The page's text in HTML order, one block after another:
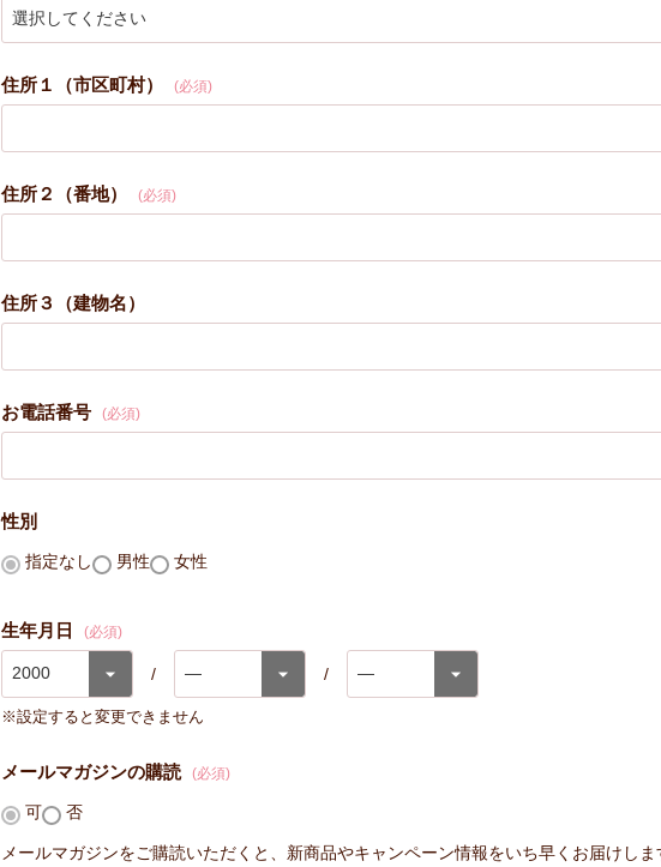
住所１（市区町村） (必須)
住所２（番地） (必須)
住所３（建物名）
お電話番号 (必須)
性別
指定なし 男性 女性
生年月日 (必須)
※設定すると変更できません
メールマガジンの購読 (必須)
可 否
メールマガジンをご購読いただくと、新商品やキャンペーン情報をいち早くお届けし